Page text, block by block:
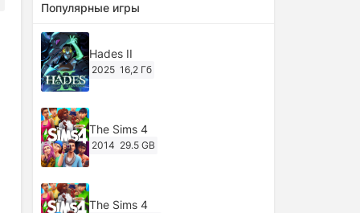
Популярные игры
Hades II
2025 16,2 Гб
The Sims 4
2014 29.5 GB
The Sims 4